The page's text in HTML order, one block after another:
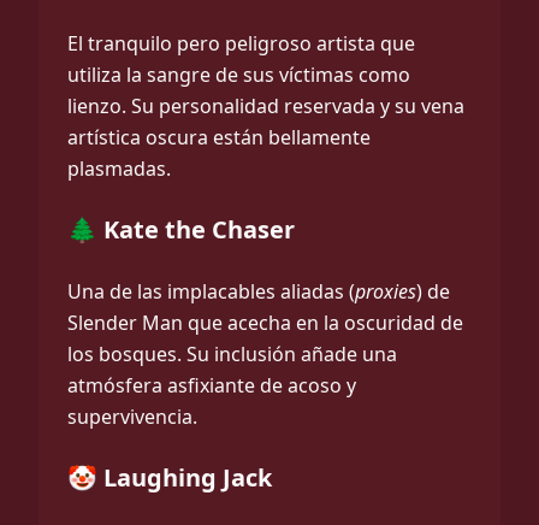
El tranquilo pero peligroso artista que
utiliza la sangre de sus víctimas como
lienzo. Su personalidad reservada y su vena
artística oscura están bellamente
plasmadas.
🌲 Kate the Chaser
Una de las implacables aliadas (proxies) de
Slender Man que acecha en la oscuridad de
los bosques. Su inclusión añade una
atmósfera asfixiante de acoso y
supervivencia.
🤡 Laughing Jack